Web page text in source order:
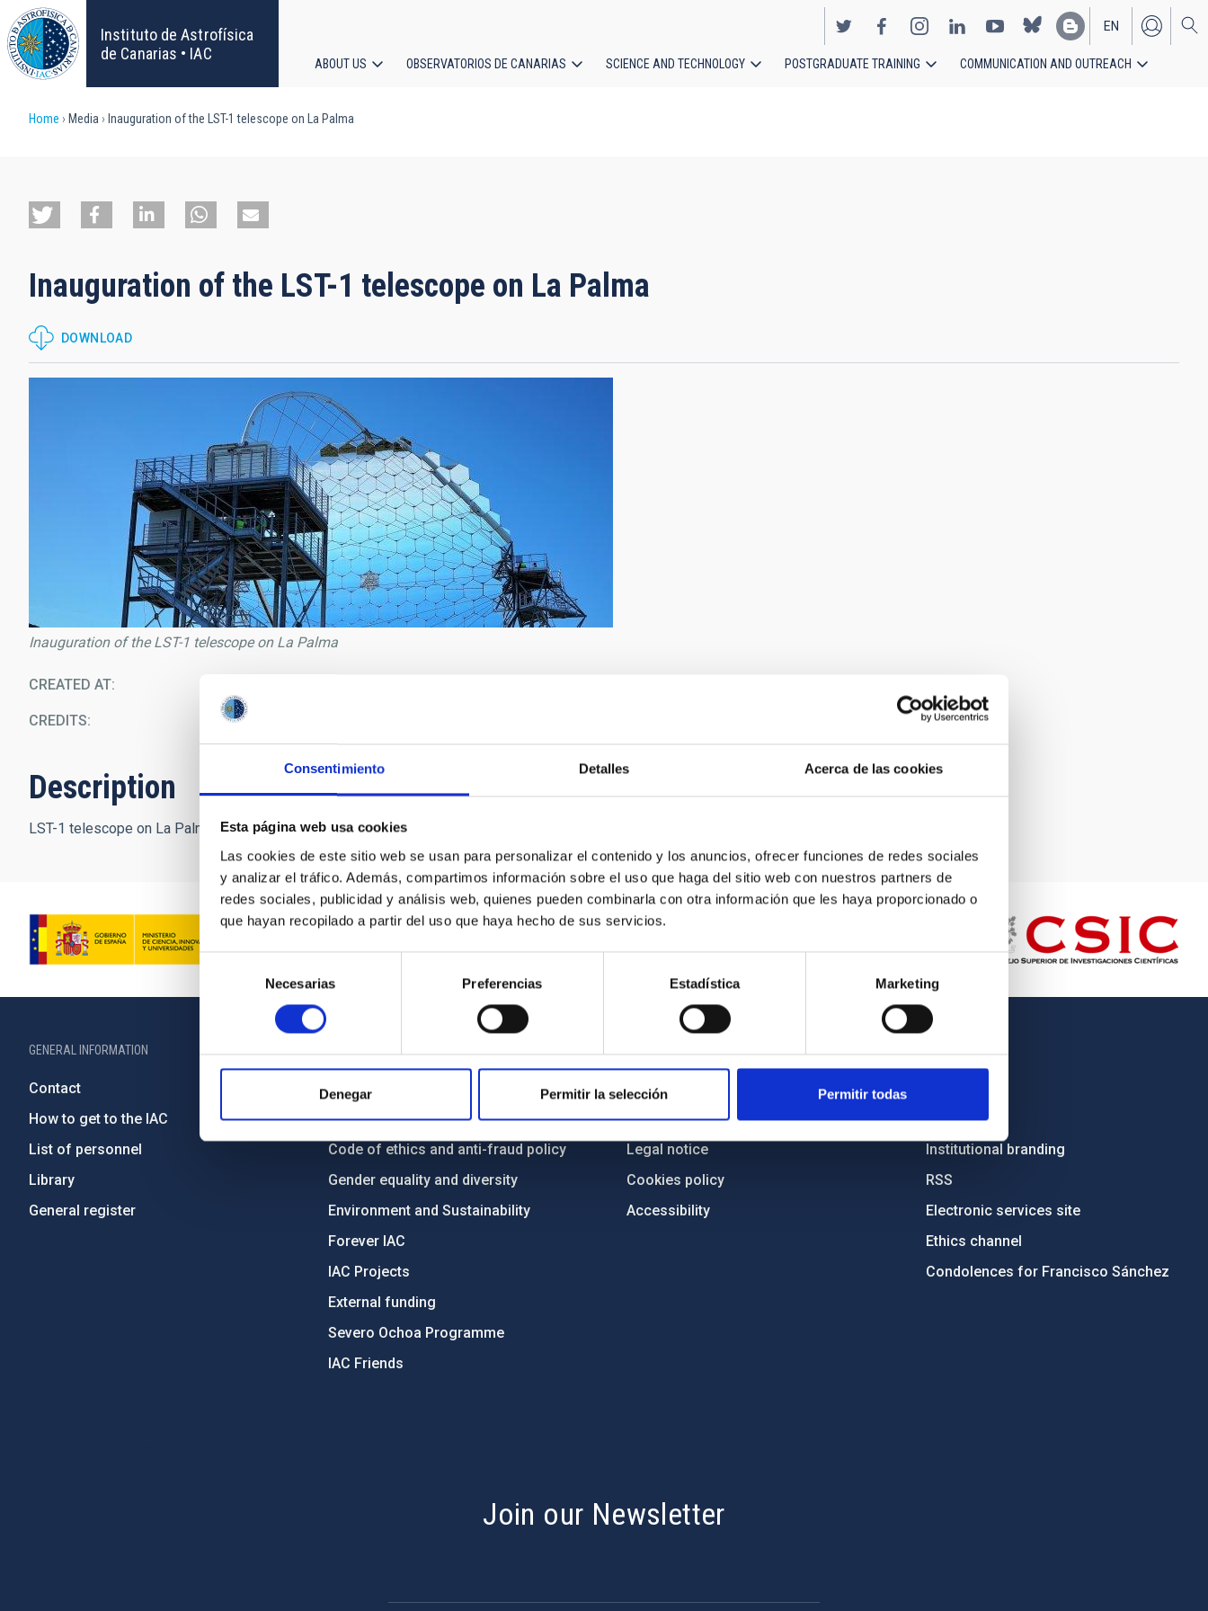
Consentimiento Detalles Acerca de las cookies
Esta página web usa cookies
Las cookies de este sitio web se usan para personalizar el contenido y los anuncios, ofrecer funciones de redes sociales
y analizar el tráfico. Además, compartimos información sobre el uso que haga del sitio web con nuestros partners de
redes sociales, publicidad y análisis web, quienes pueden combinarla con otra información que les haya proporcionado o
que hayan recopilado a partir del uso que haya hecho de sus servicios.
Selección
consentimiento
Necesarias Preferencias Estadística Marketing
Denegar Permitir la selección Permitir todas
Skip
to
main
content
Instituto de Astrofísica
de Canarias • IAC
EN
ES
ABOUT US OBSERVATORIOS DE CANARIAS SCIENCE AND TECHNOLOGY POSTGRADUATE TRAINING COMMUNICATION AND OUTREACH
Breadcrumb
Home Media Inauguration of the LST-1 telescope on La Palma
Inauguration of the LST-1 telescope on La Palma
DOWNLOAD
Inauguration of the LST-1 telescope on La Palma
CREATED AT
CREDITS
Description
LST-1 telescope on La Palma. Credits: Iván Jiménez Montalvo
GENERAL INFORMATION
Contact
How to get to the IAC
List of personnel
Library
General register
Legislation
Transparency
Code of ethics and anti-fraud policy
Gender equality and diversity
Environment and Sustainability
Forever IAC
IAC Projects
External funding
Severo Ochoa Programme
IAC Friends
Sitemap
Privacy policy
Legal notice
Cookies policy
Accessibility
Tenders
Institutional branding
RSS
Electronic services site
Ethics channel
Condolences for Francisco Sánchez
Join our Newsletter